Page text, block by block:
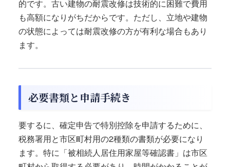
的です。古い建物の耐震改修は技術的に困難で費用
も高額になりがちだからです。ただし、立地や建物
の状態によっては耐震改修の方が有利な場合もあり
ます。
必要書類と申請手続き
要するに、確定申告で特別控除を申請するために、
税務署用と市区町村用の2種類の書類が必要になり
ます。特に「被相続人居住用家屋等確認書」は市区